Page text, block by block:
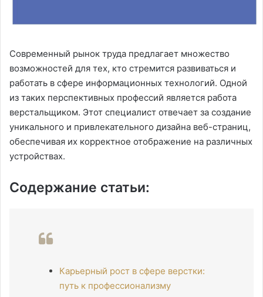
Современный рынок труда предлагает множество
возможностей для тех, кто стремится развиваться и
работать в сфере информационных технологий. Одной
из таких перспективных профессий является работа
верстальщиком. Этот специалист отвечает за создание
уникального и привлекательного дизайна веб-страниц,
обеспечивая их корректное отображение на различных
устройствах.
Содержание статьи:
Карьерный рост в сфере верстки:
путь к профессионализму